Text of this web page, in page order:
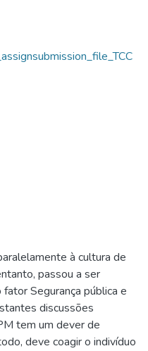
à cultura de
passou a ser
Segurança pública e
discussões
tem um dever de
deve coagir o indivíduo